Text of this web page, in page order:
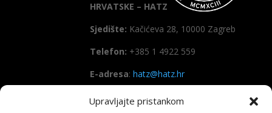
Upravljajte pristankom
HRVATSKE – HATZ
Sjedište: Kačićeva 28, 10000 Zagreb
Telefon: +385 1 4922 559
E-adresa: hatz@hatz.hr
OIB: 89465386965